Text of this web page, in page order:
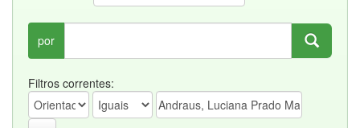
por
Filtros correntes: